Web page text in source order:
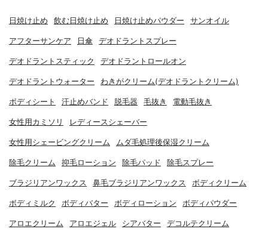
日焼け止め 飲む日焼け止め 日焼け止めパウダー サンオイル
アフターサンケア 日傘 デオドラントスプレー
デオドラントスティック デオドラントロールオン
デオドラントウォーター わきがクリーム(デオドラントクリーム)
ボディシート 汗止めバンド 脱毛器 毛抜き 電動毛抜き
女性用カミソリ レディースシェーバー
女性用シェービングクリーム ムダ毛処理後保湿クリーム
除毛クリーム 抑毛ローション 除毛パッド 除毛スプレー
ブラジリアンワックス 鼻毛ブラジリアンワックス ボディクリーム
ボディミルク ボディバター ボディローション ボディパウダー
アロエクリーム アロエジェル シアバター デコルテクリーム